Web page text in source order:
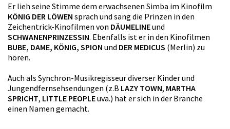
Er lieh seine Stimme dem erwachsenen Simba im Kinofilm
KÖNIG DER LÖWEN sprach und sang die Prinzen in den
Zeichentrick-Kinofilmen von DÄUMELINEund
SCHWANENPRINZESSIN. Ebenfalls ist er in den Kinofilmen
BUBE, DAME, KÖNIG, SPION und DER MEDICUS (Merlin) zu
hören.
Auch als Synchron-Musikregisseur diverser Kinder und
Jungendfernsehsendungen (z.B LAZY TOWN, MARTHA
SPRICHT, LITTLE PEOPLEuva.) hat er sich in der Branche
einen Namen gemacht.